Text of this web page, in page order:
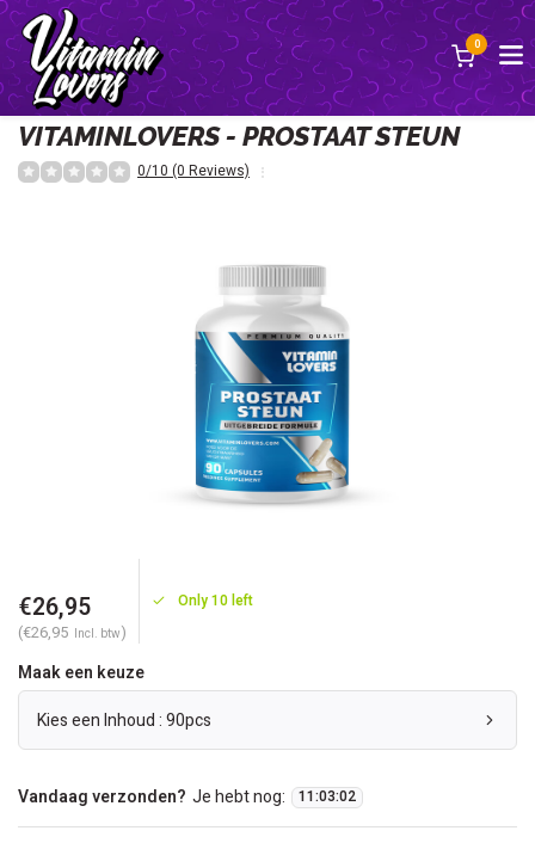
0
Terug
VITAMINLOVERS - PROSTAAT STEUN
0/10 (0 Reviews)
€26,95
(€26,95 Incl. btw)
Only 10 left
Maak een keuze
Kies een Inhoud : 90pcs
Vandaag verzonden? Je hebt nog: 11:03:02